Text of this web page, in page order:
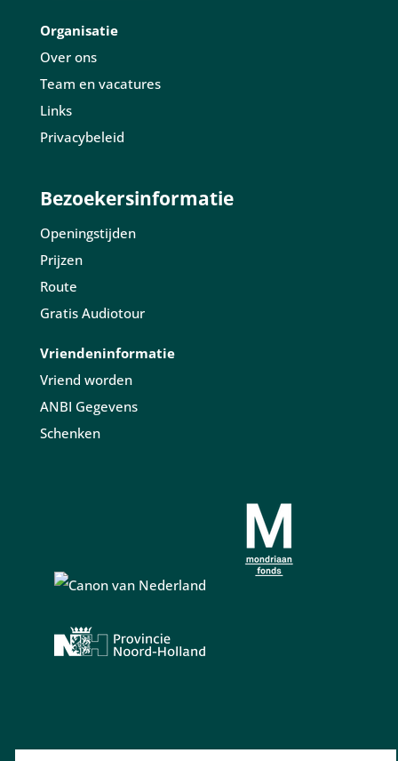
Organisatie
Over ons
Team en vacatures
Links
Privacybeleid
Bezoekersinformatie
Openingstijden
Prijzen
Route
Gratis Audiotour
Vriendeninformatie
Vriend worden
ANBI Gegevens
Schenken